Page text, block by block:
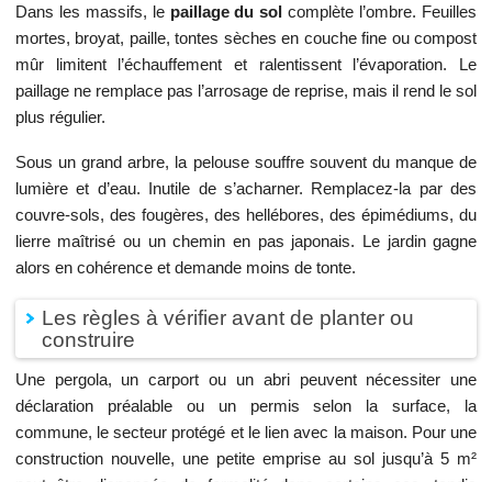
Dans les massifs, le paillage du sol complète l’ombre. Feuilles
mortes, broyat, paille, tontes sèches en couche fine ou compost
mûr limitent l’échauffement et ralentissent l’évaporation. Le
paillage ne remplace pas l’arrosage de reprise, mais il rend le sol
plus régulier.
Sous un grand arbre, la pelouse souffre souvent du manque de
lumière et d’eau. Inutile de s’acharner. Remplacez-la par des
couvre-sols, des fougères, des hellébores, des épimédiums, du
lierre maîtrisé ou un chemin en pas japonais. Le jardin gagne
alors en cohérence et demande moins de tonte.
Les règles à vérifier avant de planter ou
construire
Une pergola, un carport ou un abri peuvent nécessiter une
déclaration préalable ou un permis selon la surface, la
commune, le secteur protégé et le lien avec la maison. Pour une
construction nouvelle, une petite emprise au sol jusqu’à 5 m²